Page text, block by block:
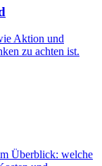
Aktion und
zu achten ist.
Überblick: welche